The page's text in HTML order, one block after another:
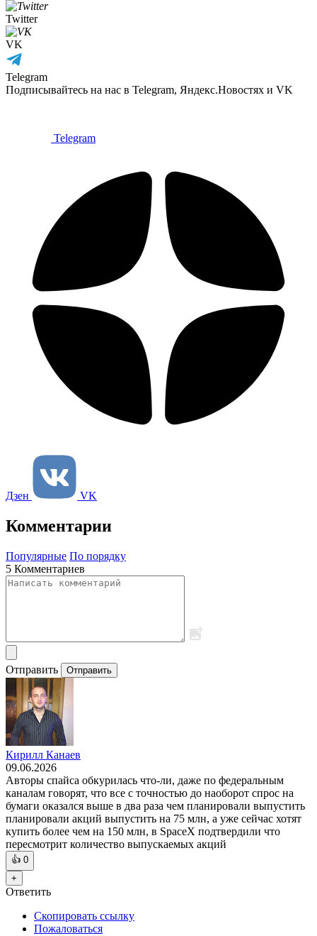
Twitter
VK
Telegram
Подписывайтесь на нас в Telegram, Яндекс.Новостях и VK
Telegram
Дзен VK
Комментарии
Популярные По порядку
5 Комментариев
Отправить Отправить
Кирилл Канаев
09.06.2026
Авторы спайса обкурилась что-ли, даже по федеральным
каналам говорят, что все с точностью до наоборот спрос на
бумаги оказался выше в два раза чем планировали выпустить
планировали акций выпустить на 75 млн, а уже сейчас хотят
купить более чем на 150 млн, в SpaceX подтвердили что
пересмотрит количество выпускаемых акций
👍 0
+
Ответить
Скопировать ссылку
Пожаловаться